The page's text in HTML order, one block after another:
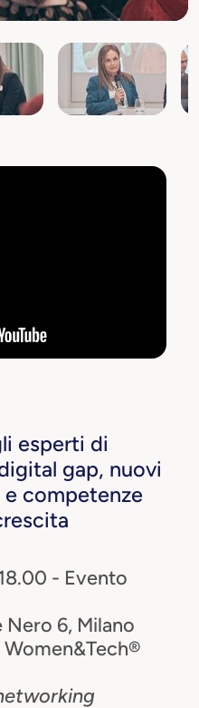
esperti di
gap, nuovi
competenze
- Evento
Nero 6, Milano